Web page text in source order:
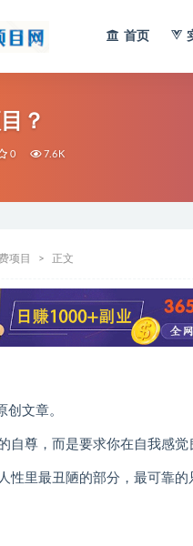
首页
？
0 7.6K
项目 正文
文章。
自尊，而是要求你在自我感觉
性里最丑陋的部分，最可靠的